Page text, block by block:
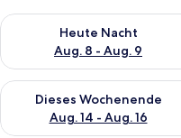
Heute Nacht
Aug. 8 - Aug. 9
Überprüfe die
Dieses Wochenende
Aug. 14 - Aug. 16
Überprüfe die